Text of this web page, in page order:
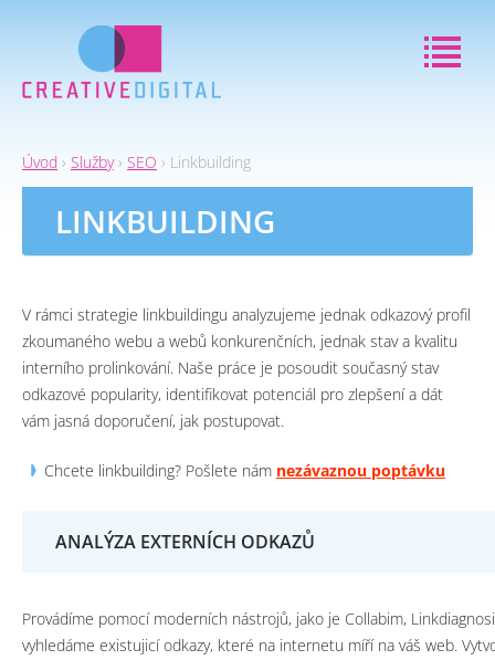
JSTE
ZDE
Úvod › Služby› SEO › Linkbuilding
LINKBUILDING
V rámci strategie linkbuildingu analyzujeme jednak odkazový profil
zkoumaného webu a webů konkurenčních, jednak stav a kvalitu
interního prolinkování. Naše práce je posoudit současný stav
odkazové popularity, identifikovat potenciál pro zlepšení a dát
vám jasná doporučení, jak postupovat.
Chcete linkbuilding? Pošlete nám nezávaznou poptávku
ANALÝZA EXTERNÍCH ODKAZŮ
Provádíme pomocí moderních nástrojů, jako je Collabim,
vyhledáme existujicí odkazy, které na internetu míří na váš web.